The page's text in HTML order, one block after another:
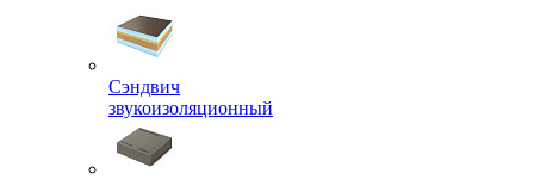
Сэндвич
звукоизоляционный